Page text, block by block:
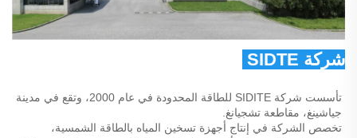
شركة SIDTE للطاقة المحدودة
جياشينغ، مقاطعة تشجيانغ.